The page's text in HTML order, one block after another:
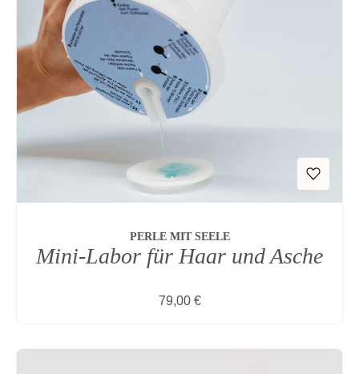
PERLE MIT SEELE
Mini-Labor für Haar und Asche
Regulärer Preis:
79,00 €